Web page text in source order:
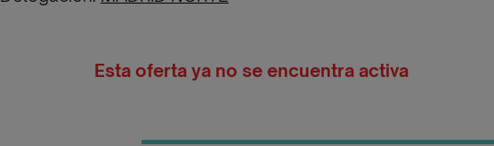
Esta oferta ya no se encuentra activa